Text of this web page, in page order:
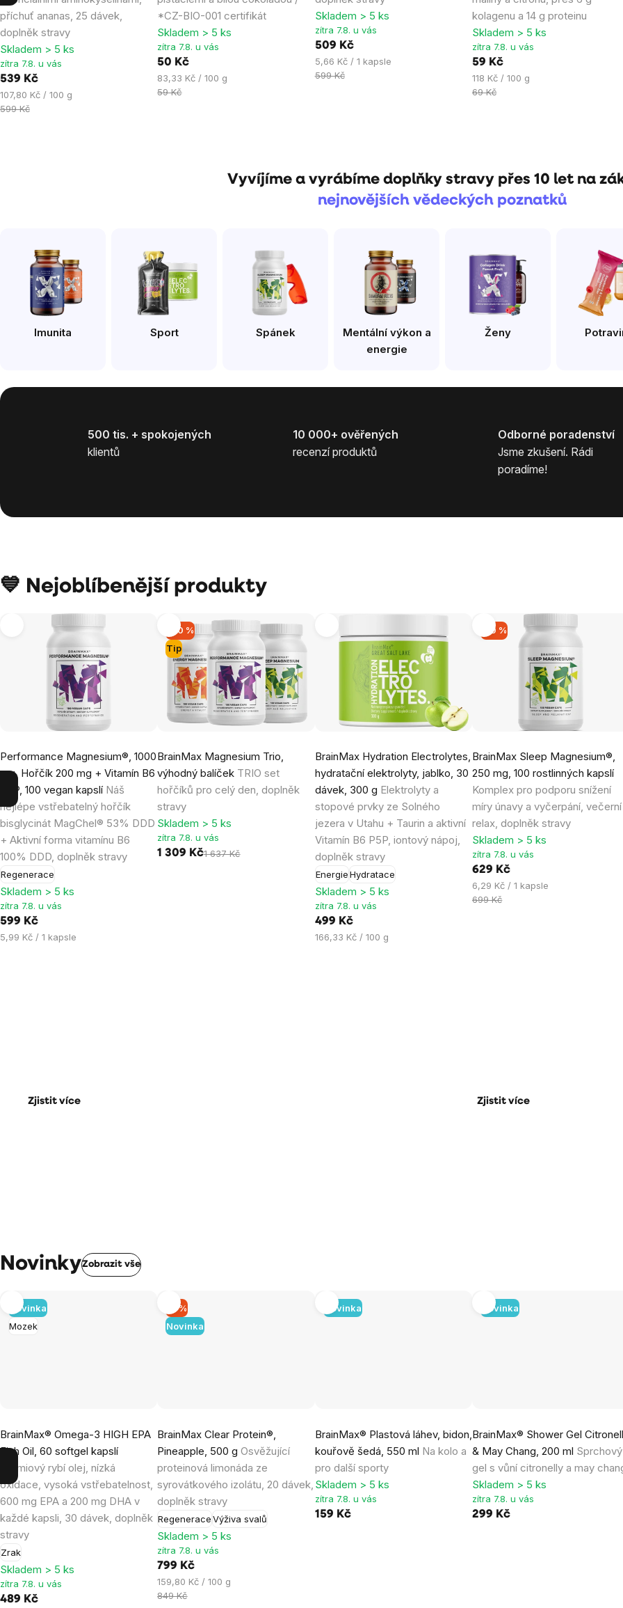
příchuť ananas, 25 dávek,
doplněk stravy
3,0
z
5
hvězdiček.
Skladem > 5 ks
zítra 7.8. u vás
539 Kč
Měrná
cena:
107,80 Kč / 100 g
599 Kč
*CZ-BIO-001 certifikát
4,9
z
5
hvězdiček.
Skladem > 5 ks
zítra 7.8. u vás
50 Kč
Měrná
cena:
83,33 Kč / 100 g
59 Kč
5,0
z
5
hvězdiček.
Skladem > 5 ks
zítra 7.8. u vás
509 Kč
Měrná
cena:
5,66 Kč / 1 kapsle
599 Kč
kolagenu a 14 g proteinu
5,0
z
5
hvězdiček.
Skladem > 5 ks
zítra 7.8. u vás
59 Kč
Měrná
cena:
118 Kč / 100 g
69 Kč
Vyvíjíme a vyrábíme doplňky stravy přes 10 let na
nejnovějších vědeckých poznatků
Imunita Sport Spánek
Mentální výkon a
energie
Ženy
500 tis. + spokojených
klientů
10 000+ ověřených
recenzí produktů
Odborné poradenství
Jsme zkušení. Rádi
poradíme!
💙 Nejoblíbenější produkty
Performance Magnesium®, 1000
mg, Hořčík 200 mg + Vitamín B6
P5P, 100 vegan kapslí Náš
nejlépe vstřebatelný hořčík
bisglycinát MagChel® 53% DDD
+ Aktivní forma vitamínu B6
100% DDD, doplněk stravy
Regenerace
hodnocení
produktu
4,9
z
5
hvězdiček.
Skladem > 5 ks
zítra 7.8. u vás
599 Kč
Měrná
5,99 Kč / 1 kapsle
Tip
–20 %
BrainMax Magnesium Trio,
výhodný balíček TRIO set
hořčíků pro celý den, doplněk
stravy
hodnocení
produktu
je
5,0
z
5
Skladem > 5 ks
zítra 7.8. u vás
1 309 Kč1 637 Kč
BrainMax Hydration Electrolytes,
hydratační elektrolyty, jablko, 30
dávek, 300 g Elektrolyty a
stopové prvky ze Solného
jezera v Utahu + Taurin a aktivní
Vitamín B6 P5P, iontový nápoj,
doplněk stravy
EnergieHydratace
hodnocení
produktu
je
4,8
z
5
hvězdiček.
Skladem > 5 ks
zítra 7.8. u vás
499 Kč
Měrná
166,33 Kč / 100 g
–10 %
BrainMax Sleep Magnesium®,
250 mg, 100 rostlinných kapslí
Komplex pro podporu snížení
míry únavy a vyčerpání, večerní
relax, doplněk stravy
hodnocení
produktu
je
4,8
z
5
hvězdiček.
Skladem > 5 ks
zítra 7.8. u vás
629 Kč
Měrná
cena:
6,29 Kč / 1 kapsle
699 Kč
Zjistit více Zjistit více
NovinkyZobrazit vše
Novinka
Mozek
BrainMax® Omega-3 HIGH EPA
Fish Oil, 60 softgel kapslí
Prémiový rybí olej, nízká
oxidace, vysoká vstřebatelnost,
600 mg EPA a 200 mg DHA v
každé kapsli, 30 dávek, doplněk
stravy
Zrak
Skladem > 5 ks
zítra 7.8. u vás
489 Kč
Novinka
–5 %
BrainMax Clear Protein®,
Pineapple, 500 gOsvěžující
proteinová limonáda ze
syrovátkového izolátu, 20 dávek,
doplněk stravy
Regenerace Výživa svalů
Skladem > 5 ks
zítra 7.8. u vás
799 Kč
Měrná
cena:
159,80 Kč / 100 g
849 Kč
Novinka
BrainMax® Plastová láhev, bidon,
kouřově šedá, 550 ml Na kolo a
pro další sporty
Skladem > 5 ks
zítra 7.8. u vás
159 Kč
Novinka
BrainMax® Shower Gel
& May Chang, 200 ml Sprchový
gel s vůní citronelly a may
Skladem > 5 ks
zítra 7.8. u vás
299 Kč